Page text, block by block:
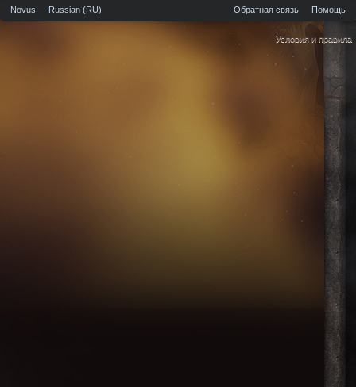
Novus Russian (RU) Обратная связь Помощь
Условия и правила